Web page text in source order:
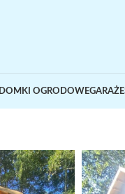
DOMKI OGRODOWEGARAŻE